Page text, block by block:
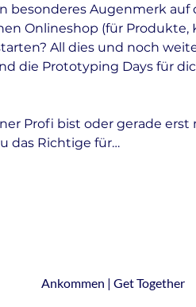
besonderes Augenmerk auf
Onlineshop (für
All dies und noch
die Prototyping Days für
Profi bist oder gerade
das Richtige für…
Ankommen | Get Together